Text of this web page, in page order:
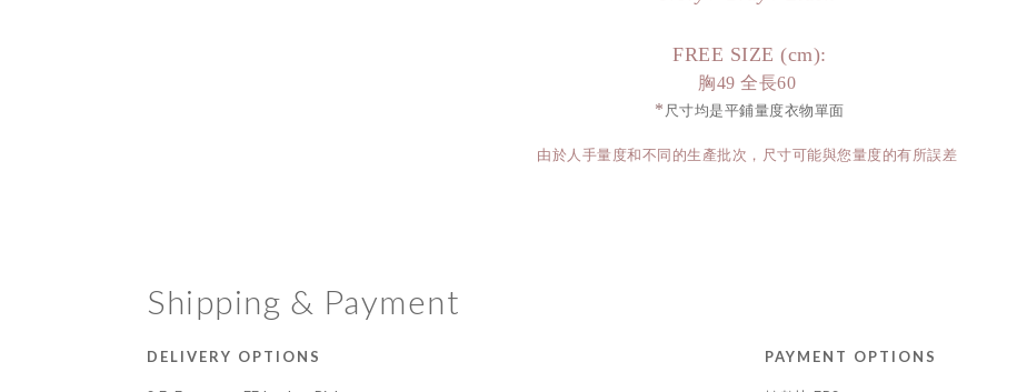
FREE SIZE (cm):
胸49 全長60
* 尺寸均是平鋪量度衣物單面
由於人手量度和不同的生產批次，尺寸可能與您量度的有所誤差
Shipping & Payment
DELIVERY OPTIONS PAYMENT OPTIONS